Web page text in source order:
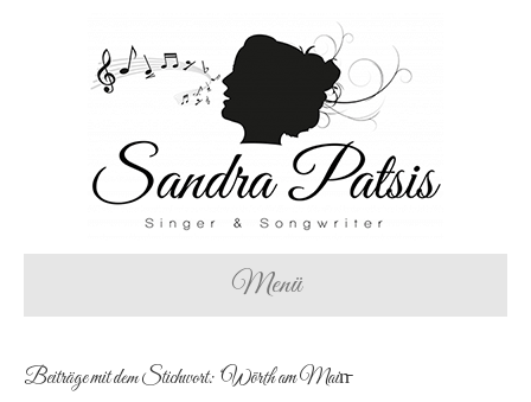
Menü
Beiträge mit dem Stichwort: ‘Wörth am Main̵